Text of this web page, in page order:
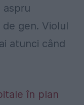
gen. Violul
atunci când